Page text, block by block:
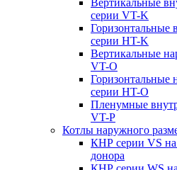
Вертикальные
серии VT-K
Горизонтальные
серии HT-K
Вертикальные
VT-O
Горизонтальные
серии HT-O
Пленумные
VT-P
Котлы наружного
КНР серии VS на
донора